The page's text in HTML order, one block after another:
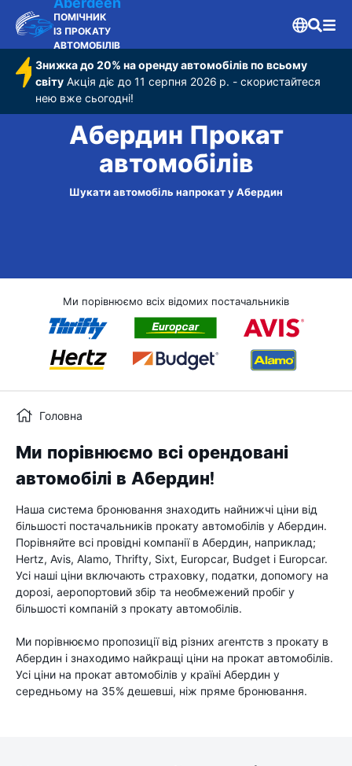
ПОМІЧНИК
ІЗ ПРОКАТУ
АВТОМОБІЛІВ
Знижка до 20% на оренду автомобілів по всьому
світу Акція діє до 11 серпня 2026 р. - скористайтеся
нею вже сьогодні!
Абердин Прокат
автомобілів
Шукати автомобіль напрокат у Абердин
Ми порівнюємо всіх відомих постачальників
Головна
Ми порівнюємо всі орендовані
автомобілі в Абердин!
Наша система бронювання знаходить найнижчі ціни від
більшості постачальників прокату автомобілів у Абердин.
Порівняйте всі провідні компанії в Абердин, наприклад;
Hertz, Avis, Alamo, Thrifty, Sixt, Europcar, Budget і Europcar.
Усі наші ціни включають страховку, податки, допомогу на
дорозі, аеропортовий збір та необмежений пробіг у
більшості компаній з прокату автомобілів.
Ми порівнюємо пропозиції від різних агентств з прокату в
Абердин і знаходимо найкращі ціни на прокат автомобілів.
Усі ціни на прокат автомобілів у країні Абердин у
середньому на 35% дешевші, ніж пряме бронювання.